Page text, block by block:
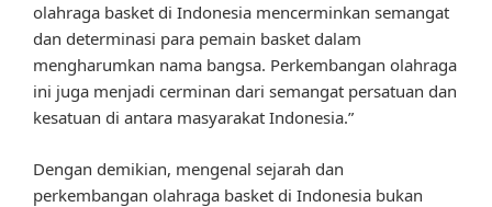
olahraga basket di Indonesia mencerminkan semangat
dan determinasi para pemain basket dalam
mengharumkan nama bangsa. Perkembangan olahraga
ini juga menjadi cerminan dari semangat persatuan dan
kesatuan di antara masyarakat Indonesia.”
Dengan demikian, mengenal sejarah dan
perkembangan olahraga basket di Indonesia bukan